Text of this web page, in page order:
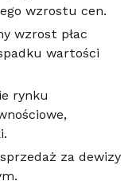
wzrostu cen.
wzrost płac
wartości
rynku
za dewizy